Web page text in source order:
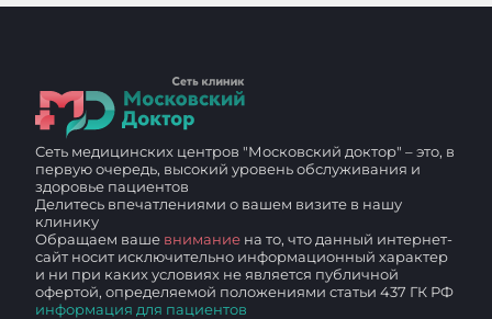
Сеть медицинских центров "Московский доктор" – это, в
первую очередь, высокий уровень обслуживания и
здоровье пациентов
Делитесь впечатлениями о вашем визите в нашу
клинику
Обращаем ваше внимание на то, что данный интернет-
сайт носит исключительно информационный характер
и ни при каких условиях не является публичной
офертой, определяемой положениями статьи 437 ГК РФ
информация для пациентов